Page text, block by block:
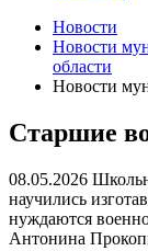
Новости
Новости
области
Новости
Старшие
08.05.2026
научились
нуждаются
Антонина